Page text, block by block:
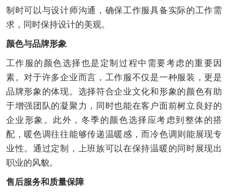
制时可以与设计师沟通，确保工作服具备实际的工作需
求，同时保持设计的美观。
颜色与品牌形象
工作服的颜色选择也是定制过程中需要考虑的重要因
素。对于许多企业而言，工作服不仅是一种服装，更是
品牌形象的体现。选择符合企业文化和形象的颜色有助
于增强团队的凝聚力，同时也能在客户面前树立良好的
企业形象。此外，冬季的颜色选择应考虑到整体的搭
配，暖色调往往能够传递温暖感，而冷色调则能展现专
业性。通过定制，上班族可以在保持温暖的同时展现出
职业的风貌。
售后服务和质量保障